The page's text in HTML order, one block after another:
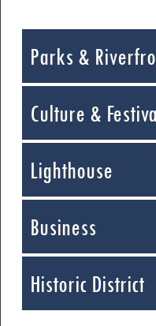
Parks &
Culture &
Lighthouse
Business
Historic District